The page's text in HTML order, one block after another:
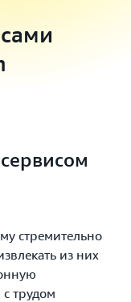
стремительно
из них
трудом